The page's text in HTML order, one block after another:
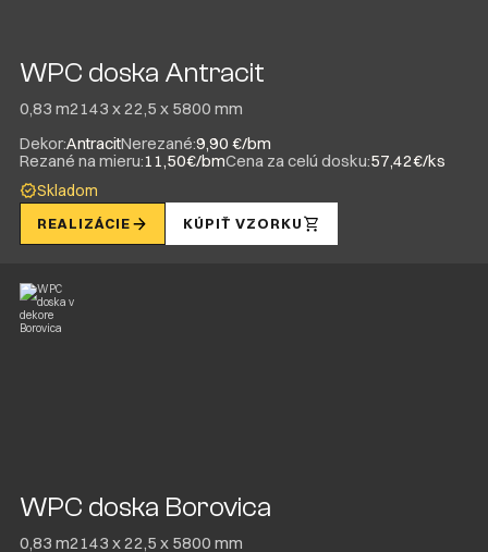
WPC doska Antracit
0,83 m2143 x 22,5 x 5800 mm
Dekor:AntracitNerezané:9,90 €/bm
Rezané na mieru:11,50€/bmCena za celú dosku:57,42€/ks
Skladom
REALIZÁCIE KÚPIŤ VZORKU
WPC doska Borovica
0,83 m2 143 x 22,5 x 5800 mm